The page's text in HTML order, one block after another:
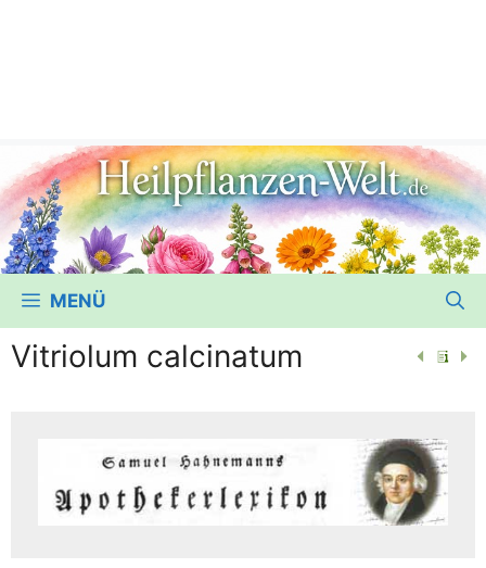
MENÜ
Vitriolum calcinatum